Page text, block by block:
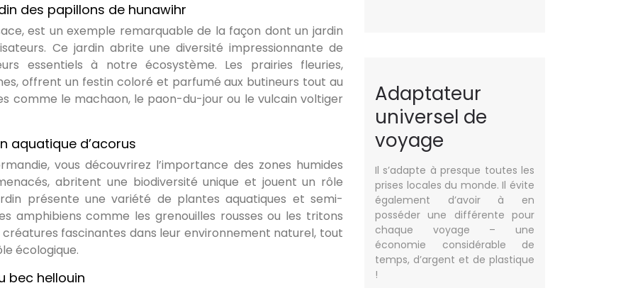
des papillons de hunawihr
est un exemple remarquable de la façon dont un jardin
Ce jardin abrite une diversité impressionnante de
essentiels à notre écosystème. Les prairies fleuries,
offrent un festin coloré et parfumé aux butineurs tout au
comme le machaon, le paon-du-jour ou le vulcain voltiger
aquatique d’acorus
vous découvrirez l’importance des zones humides
abritent une biodiversité unique et jouent un rôle
présente une variété de plantes aquatiques et semi-
amphibiens comme les grenouilles rousses ou les tritons
fascinantes dans leur environnement naturel, tout
écologique.
bec hellouin
Adaptateur
universel de
voyage
Il s’adapte à presque toutes les
prises locales du monde. Il évite
également d’avoir à en
posséder une différente pour
chaque voyage – une
économie considérable de
temps, d’argent et de plastique
!